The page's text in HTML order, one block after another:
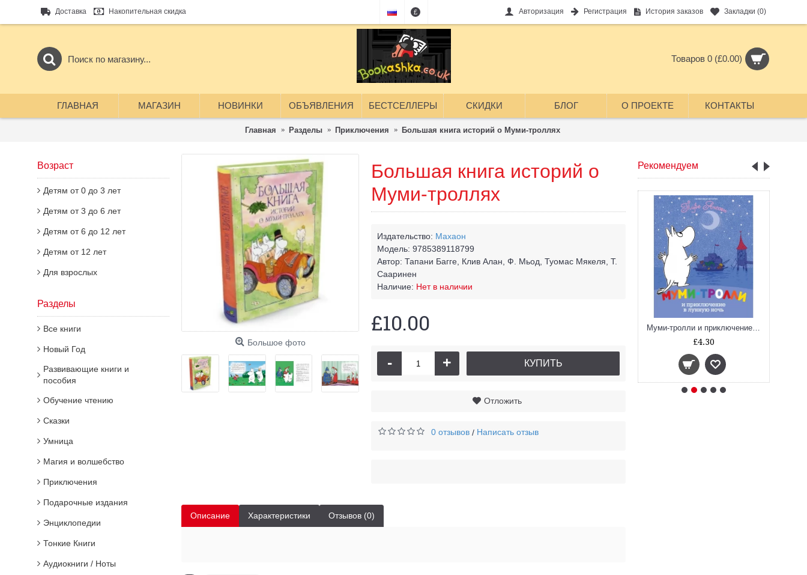
Доставка Накопительная скидка £ Авторизация Регистрация История заказов Закладки (0)
Товаров 0 (£0.00)
ГЛАВНАЯ МАГАЗИН НОВИНКИ ОБЪЯВЛЕНИЯ БЕСТСЕЛЛЕРЫ СКИДКИ БЛОГ О ПРОЕКТЕ КОНТАКТЫ
Главная Разделы Приключения Большая книга историй о Муми-троллях
Возраст
Детям от 0 до 3 лет
Детям от 3 до 6 лет
Детям от 6 до 12 лет
Детям от 12 лет
Для взрослых
Разделы
Все книги
Новый Год
Развивающие книги и
пособия
Обучение чтению
Сказки
Умница
Магия и волшебство
Приключения
Подарочные издания
Энциклопедии
Тонкие Книги
Аудиокниги / Ноты
Рекомендуем
Муми-тролли и приключение в лунную ночь
£4.30
Большое фото
Большая книга историй о
Муми-троллях
Издательство: Махаон
Модель: 9785389118799
Автор: Тапани Багге, Клив Алан, Ф. Мьод, Туомас Мякеля, Т.
Сааринен
Наличие: Нет в наличии
£10.00
- + КУПИТЬ
Отложить
0 отзывов / Написать отзыв
Описание Характеристики Отзывов (0)